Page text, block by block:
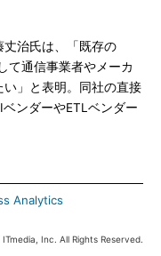
治氏は、「既存の
て通信事業者やメーカ
」と表明。同社の直接
ンダーやETLベンダー
Analytics
Inc. All Rights Reserved.